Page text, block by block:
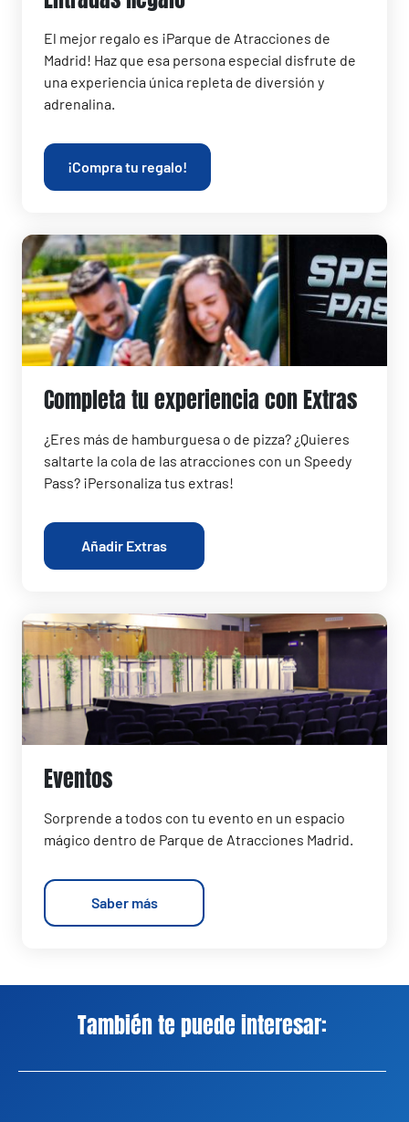
El mejor regalo es ¡Parque de Atracciones de
Madrid! Haz que esa persona especial disfrute de
una experiencia única repleta de diversión y
adrenalina.
¡Compra tu regalo!
Completa tu experiencia con Extras
¿Eres más de hamburguesa o de pizza? ¿Quieres
saltarte la cola de las atracciones con un Speedy
Pass? ¡Personaliza tus extras!
Añadir Extras
Eventos
Sorprende a todos con tu evento en un espacio
mágico dentro de Parque de Atracciones Madrid.
Saber más
También te puede interesar: